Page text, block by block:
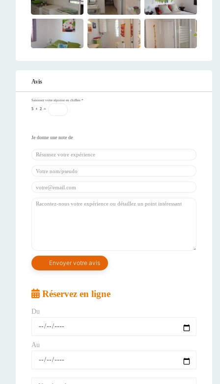
Avis
Saisissez votre réponse en chiffres *
5 + 2 =
Réservez en ligne
Du
Au